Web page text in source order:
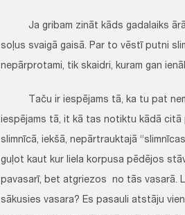
Ja gribam zināt kāds gadalaiks ārā,
soļus svaigā gaisā. Par to vēstī putni
nepārprotami, tik skaidri, kuram gan
Taču ir iespējams tā, ka tu pat
iespējams tā, it kā tas notiktu kādā citā
slimnīcā, iekšā, nepārtrauktajā
guļot kaut kur liela korpusa pēdējos
pavasarī, bet atgriezos no tās vasarā.
sākusies vasara? Es pasauli atstāju